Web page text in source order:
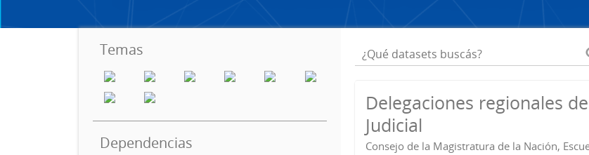
Temas
Dependencias
Delegaciones regionales
Judicial
Consejo de la Magistratura de la Nación,